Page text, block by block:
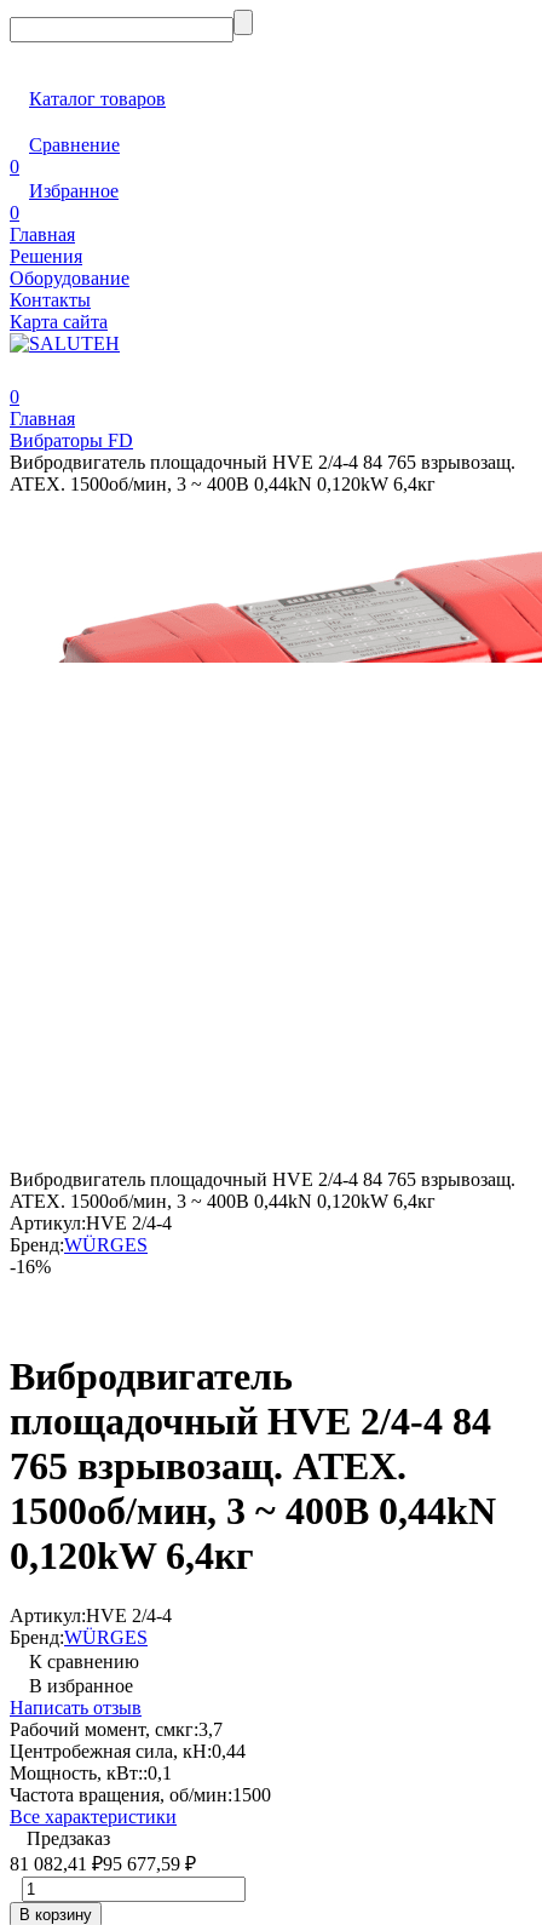
Каталог товаров
Сравнение
0
Избранное
0
Главная
Решения
Оборудование
Контакты
Карта сайта
0
Главная
Вибраторы FD
Вибродвигатель площадочный HVE 2/4-4 84 765 взрывозащ.
ATEX. 1500об/мин, 3 ~ 400В 0,44kN 0,120kW 6,4кг
Вибродвигатель площадочный HVE 2/4-4 84 765 взрывозащ.
ATEX. 1500об/мин, 3 ~ 400В 0,44kN 0,120kW 6,4кг
Артикул:HVE 2/4-4
Бренд:WÜRGES
-16%
Вибродвигатель
площадочный HVE 2/4-4 84
765 взрывозащ. ATEX.
1500об/мин, 3 ~ 400В 0,44kN
0,120kW 6,4кг
Артикул:HVE 2/4-4
Бренд:WÜRGES
К сравнению
В избранное
Написать отзыв
Рабочий момент, смкг:3,7
Центробежная сила, кН:0,44
Мощность, кВт::0,1
Частота вращения, об/мин:1500
Все характеристики
Предзаказ
81 082,41 ₽95 677,59 ₽
В корзину